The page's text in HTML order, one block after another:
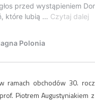
ramach obchodów 30.
Piotrem Augustyniakiem